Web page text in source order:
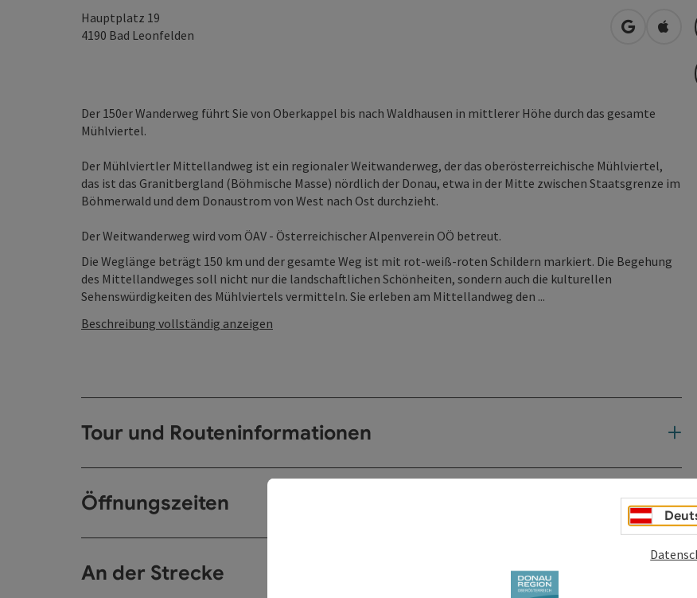
Hauptplatz 19
4190 Bad Leonfelden in Google
in
Der 150er Wanderweg führt Sie von Oberkappel bis nach Waldhausen in mittlerer Höhe durch das gesamte
Mühlviertel.
Der Mühlviertler Mittellandweg ist ein regionaler Weitwanderweg, der das oberösterreichische Mühlviertel,
das ist das Granitbergland (Böhmische Masse) nördlich der Donau, etwa in der Mitte zwischen Staatsgrenze im
Böhmerwald und dem Donaustrom von West nach Ost durchzieht.
Der Weitwanderweg wird vom ÖAV - Österreichischer Alpenverein OÖ betreut.
Die Weglänge beträgt 150 km und der gesamte Weg ist mit rot-weiß-roten Schildern markiert. Die Begehung
des Mittellandweges soll nicht nur die landschaftlichen Schönheiten, sondern auch die kulturellen
Sehenswürdigkeiten des Mühlviertels vermitteln. Sie erleben am Mittellandweg den ...
Beschreibung vollständig anzeigen
Tour und Routeninformationen
Öffnungszeiten
An der Strecke